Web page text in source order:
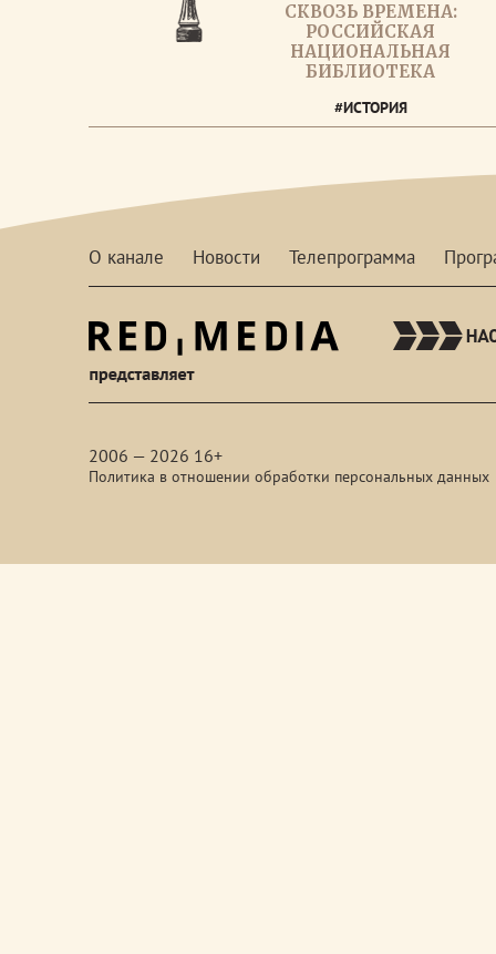
СКВОЗЬ ВРЕМЕНА:
РОССИЙСКАЯ
НАЦИОНАЛЬНАЯ
БИБЛИОТЕКА
#ИСТОРИЯ
О канале Новости Телепрограмма
2006 — 2026 16+
Политика в отношении обработки персональных данных